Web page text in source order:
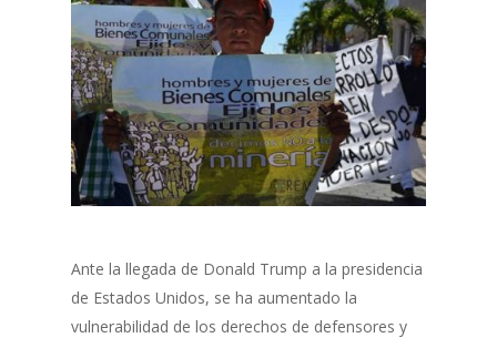
Ante la llegada de Donald Trump a la presidencia
de Estados Unidos, se ha aumentado la
vulnerabilidad de los derechos de defensores y